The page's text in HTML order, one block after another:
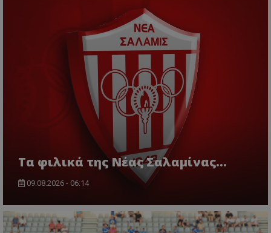
Τα φιλικά της Νέας Σαλαμίνας...
09.08.2026 - 06:14